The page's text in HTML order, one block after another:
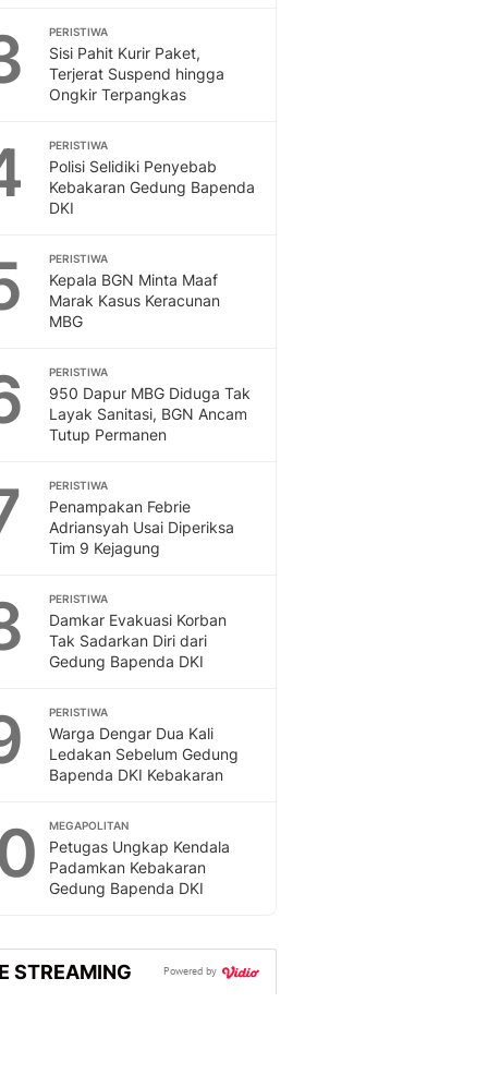
PERISTIWA
Sisi Pahit Kurir Paket,
Terjerat Suspend hingga
Ongkir Terpangkas
PERISTIWA
Polisi Selidiki Penyebab
Kebakaran Gedung Bapenda
DKI
PERISTIWA
Kepala BGN Minta Maaf
Marak Kasus Keracunan
MBG
PERISTIWA
950 Dapur MBG Diduga Tak
Layak Sanitasi, BGN Ancam
Tutup Permanen
PERISTIWA
Penampakan Febrie
Adriansyah Usai Diperiksa
Tim 9 Kejagung
PERISTIWA
Damkar Evakuasi Korban
Tak Sadarkan Diri dari
Gedung Bapenda DKI
PERISTIWA
Warga Dengar Dua Kali
Ledakan Sebelum Gedung
Bapenda DKI Kebakaran
MEGAPOLITAN
Petugas Ungkap Kendala
Padamkan Kebakaran
Gedung Bapenda DKI
STREAMING Powered by